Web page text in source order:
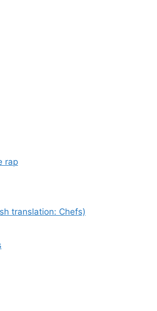
rap
translation: Chefs)